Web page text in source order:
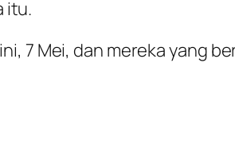
itu.
7 Mei, dan mereka yang